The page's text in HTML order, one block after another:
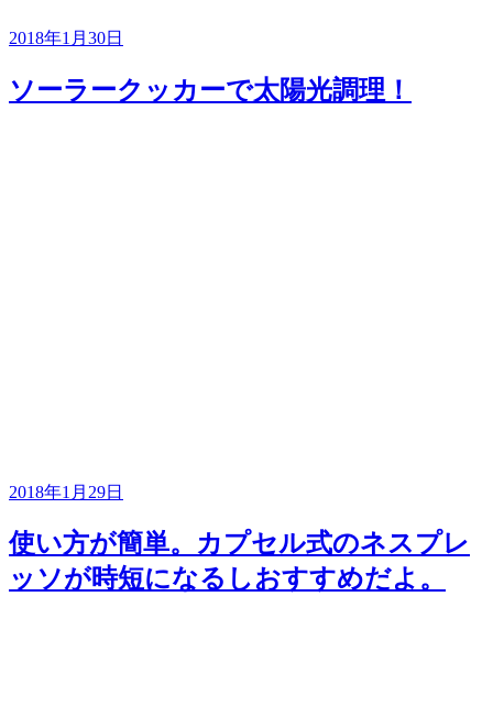
2018年1月30日
ソーラークッカーで太陽光調理！
2018年1月29日
使い方が簡単。カプセル式のネスプレ
ッソが時短になるしおすすめだよ。